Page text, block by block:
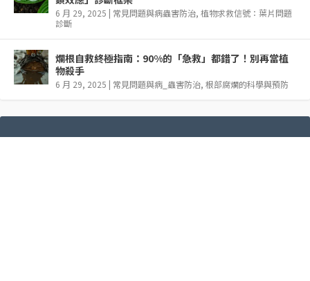
6 月 29, 2025 | 常見問題與病蟲害防治, 植物求救信號：葉片問題
診斷
爛根自救終極指南：90%的「急救」都錯了！別再當植
物殺手
6 月 29, 2025 | 常見問題與病_蟲害防治, 根部腐爛的科學與預防